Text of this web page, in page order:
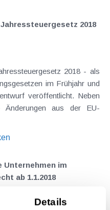
Details
2018
im Frühjahr und
aus der EU-
Unternehmen im
ab 1.1.2018